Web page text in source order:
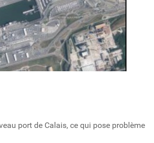
port de Calais, ce qui pose problème